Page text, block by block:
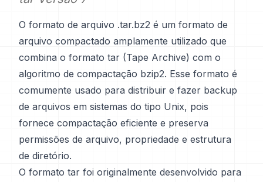
O formato de arquivo .tar.bz2 é um formato de
arquivo compactado amplamente utilizado que
combina o formato tar (Tape Archive) com o
algoritmo de compactação bzip2. Esse formato é
comumente usado para distribuir e fazer backup
de arquivos em sistemas do tipo Unix, pois
fornece compactação eficiente e preserva
permissões de arquivo, propriedade e estrutura
de diretório.
O formato tar foi originalmente desenvolvido para